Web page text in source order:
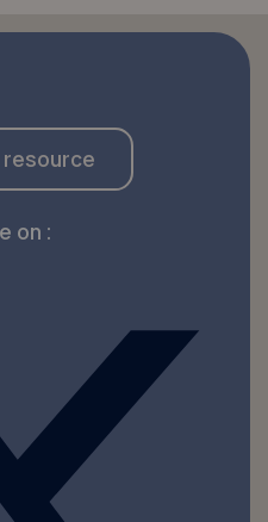
on :